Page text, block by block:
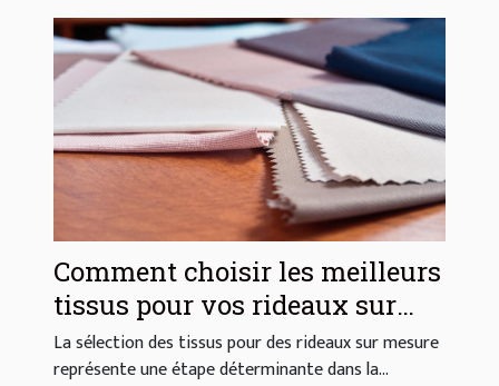
Comment choisir les meilleurs
tissus pour vos rideaux sur
mesure ?
La sélection des tissus pour des rideaux sur mesure
représente une étape déterminante dans la...